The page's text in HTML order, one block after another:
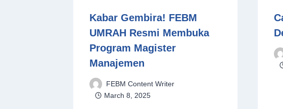
Kabar Gembira! FEBM
UMRAH Resmi Membuka
Program Magister
Manajemen
FEBM Content Writer
March 8, 2025